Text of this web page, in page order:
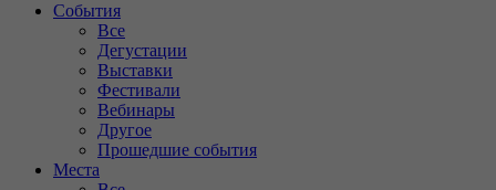
События
Все
Дегустации
Выставки
Фестивали
Вебинары
Другое
Прошедшие события
Места